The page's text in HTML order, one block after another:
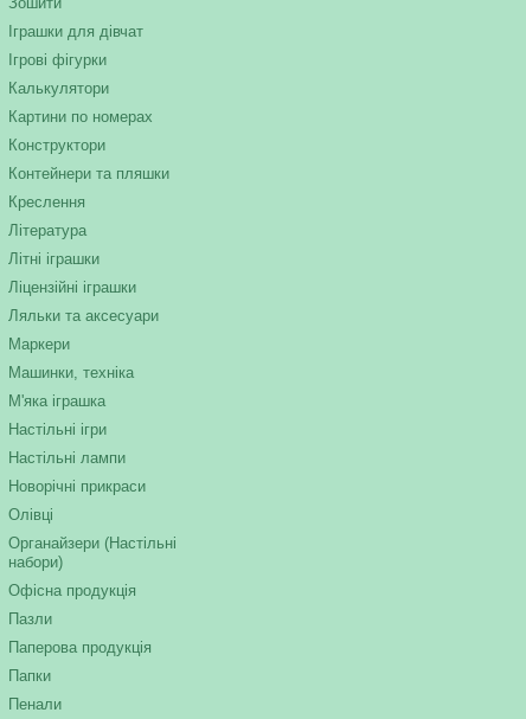
Іграшки для дівчат
Ігрові фігурки
Калькулятори
Картини по номерах
Конструктори
Контейнери та пляшки
Креслення
Література
Літні іграшки
Ліцензійні іграшки
Ляльки та аксесуари
Маркери
Машинки, техніка
М'яка іграшка
Настільні ігри
Настільні лампи
Новорічні прикраси
Олівці
Органайзери (Настільні
набори)
Офісна продукція
Пазли
Паперова продукція
Папки
Пенали